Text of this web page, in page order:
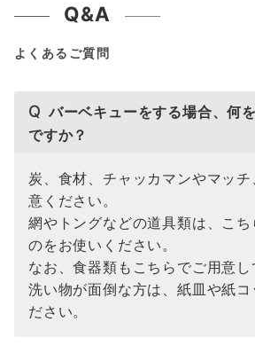
Q&A
よくあるご質問
Q バーベキューをする場合、何
ですか？
炭、食材、チャッカマンやマッ
意ください。
網やトングなどの道具類は、こ
のをお使いください。
なお、食器類もこちらでご用意し
洗い物が面倒な方は、紙皿や紙コ
ださい。